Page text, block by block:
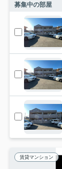
募集中の部屋
賃貸マンション